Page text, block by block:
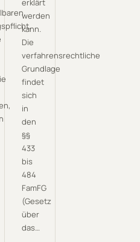
erklärt
werden
kann.
Die
verfahrensrechtliche
Grundlage
findet
sich
in
den
§§
433
bis
484
FamFG
(Gesetz
über
das…